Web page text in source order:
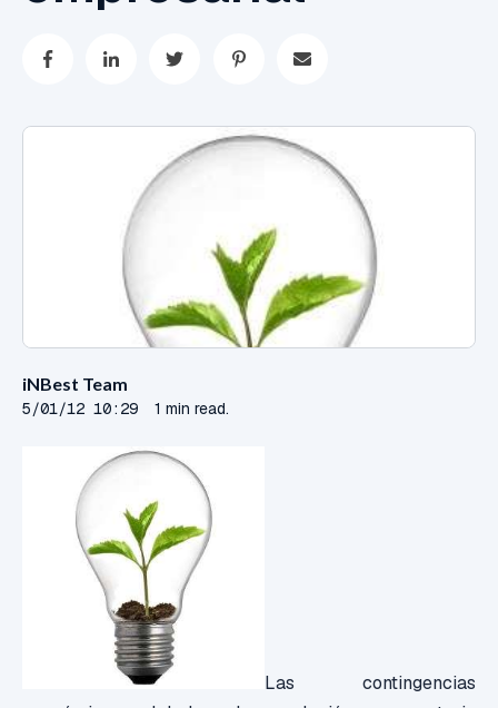
iNBest Team
5/01/12 10:29 1 min read.
Las contingencias